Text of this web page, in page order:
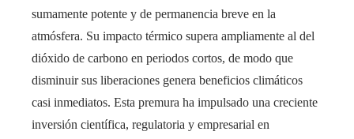
sumamente potente y de permanencia breve en la
atmósfera. Su impacto térmico supera ampliamente al del
dióxido de carbono en periodos cortos, de modo que
disminuir sus liberaciones genera beneficios climáticos
casi inmediatos. Esta premura ha impulsado una creciente
inversión científica, regulatoria y empresarial en